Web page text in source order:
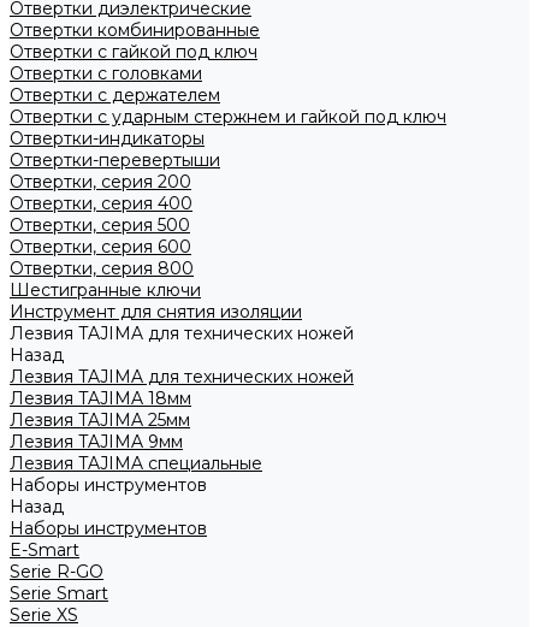
Отвертки диэлектрические
Отвертки комбинированные
Отвертки с гайкой под ключ
Отвертки с головками
Отвертки с держателем
Отвертки с ударным стержнем и гайкой под ключ
Отвертки-индикаторы
Отвертки-перевертыши
Отвертки, серия 200
Отвертки, серия 400
Отвертки, серия 500
Отвертки, серия 600
Отвертки, серия 800
Шестигранные ключи
Инструмент для снятия изоляции
Лезвия TAJIMA для технических ножей
Назад
Лезвия TAJIMA для технических ножей
Лезвия TAJIMA 18мм
Лезвия TAJIMA 25мм
Лезвия TAJIMA 9мм
Лезвия TAJIMA специальные
Наборы инструментов
Назад
Наборы инструментов
E-Smart
Serie R-GO
Serie Smart
Serie XS